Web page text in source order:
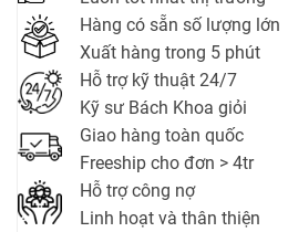
Hàng có sẵn số lượng lớn
Xuất hàng trong 5 phút
Hỗ trợ kỹ thuật 24/7
Kỹ sư Bách Khoa giỏi
Giao hàng toàn quốc
Freeship cho đơn > 4tr
Hỗ trợ công nợ
Linh hoạt và thân thiện